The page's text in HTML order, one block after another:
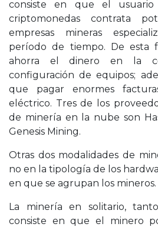
consiste en que el
criptomonedas contrata
empresas mineras
período de tiempo. De esta
ahorra el dinero en la
configuración de equipos;
que pagar enormes
eléctrico. Tres de los
de minería en la nube son
Genesis Mining.
Otras dos modalidades de
no en la tipología de los
en que se agrupan los mineros.
La minería en solitario,
consiste en que el minero